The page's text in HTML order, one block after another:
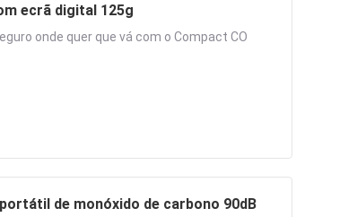
ecrã digital 125g
onde quer que vá com o Compact CO
de monóxido de carbono 90dB